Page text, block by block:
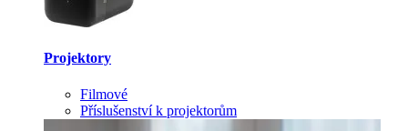
Projektory
Filmové
Příslušenství k projektorům